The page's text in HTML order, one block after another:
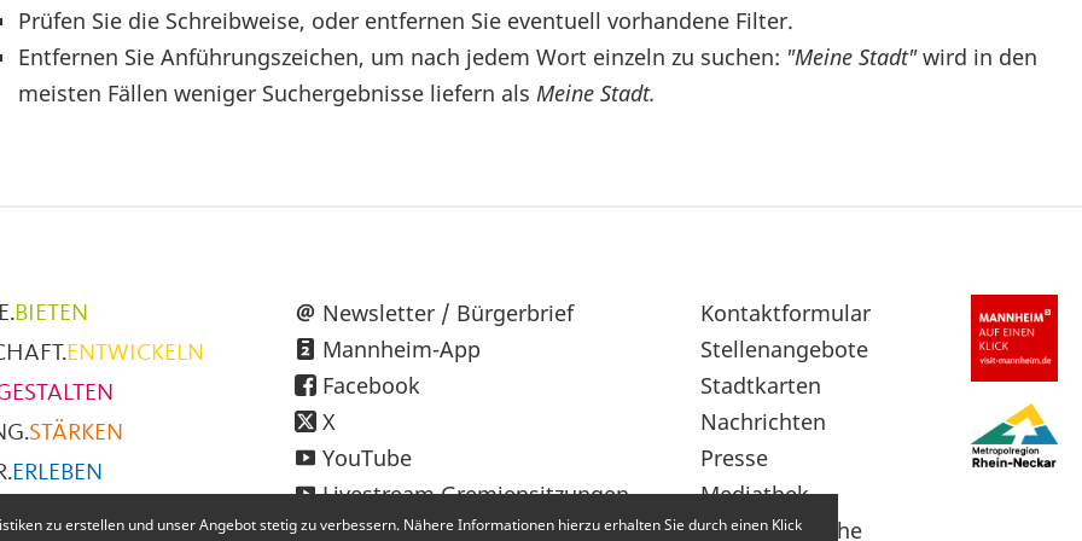
Prüfen Sie die Schreibweise, oder entfernen Sie eventuell vorhandene Filter.
Entfernen Sie Anführungszeichen, um nach jedem Wort einzeln zu suchen: "Meine Stadt"wird in den
meisten Fällen weniger Suchergebnisse liefern als Meine Stadt.
BIETEN
ENTWICKELN
STÄRKEN
ERLEBEN
ENTDECKEN
Newsletter / Bürgerbrief
Mannheim-App
Facebook
X
YouTube
Livestream Gremiensitzungen
Instagram
Sekundärnavigation
im
Fußbereich
Kontaktformular
Stellenangebote
Stadtkarten
Nachrichten
Presse
Mediathek
Leichte Sprache
zu erstellen und unser Angebot stetig zu verbessern. Nähere Informationen hierzu erhalten Sie durch einen Klick